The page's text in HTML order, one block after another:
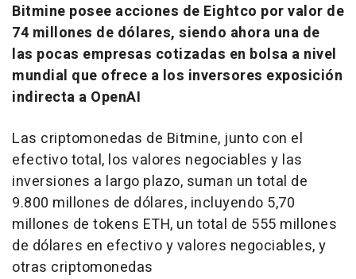
Bitmine posee acciones de Eightco por valor de
74 millones de dólares, siendo ahora una de
las pocas empresas cotizadas en bolsa a nivel
mundial que ofrece a los inversores exposición
indirecta a OpenAI
Las criptomonedas de Bitmine, junto con el
efectivo total, los valores negociables y las
inversiones a largo plazo, suman un total de
9.800 millones de dólares, incluyendo 5,70
millones de tokens ETH, un total de 555 millones
de dólares en efectivo y valores negociables, y
otras criptomonedas